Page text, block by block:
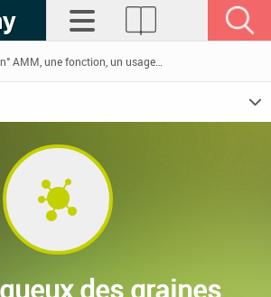
des graines